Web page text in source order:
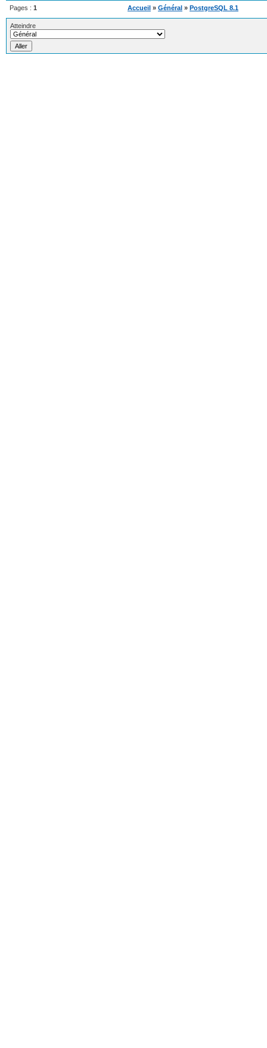
Pages : 1 Accueil » Général » PostgreSQL 8.1
Atteindre